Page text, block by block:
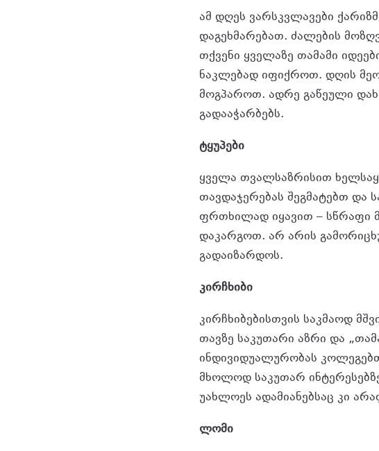
ამ დღეს ვარსკვლავები
დაგეხმარებათ. ძალების
თქვენი ყველაზე თამამი
ნაკლებად იფიქროთ. დღის
მოგპაროთ. ადრე გაწეული
გადააჭარბებს.
ტყუპები
ყველა თვალსაზრისით
თავდაჯერებას შეგმატებთ და
ფრთხილად იყავით – სწრაფი
დაკარგოთ. არ არის
გადაიზარდოს.
კირჩხიბი
კირჩხიბებისთვის საკმაოდ
თავზე საკუთარი აზრი და
ინდივიდუალურობას
მხოლოდ საკუთარ
უახლოეს ადამიანებსაც კი
ლომი